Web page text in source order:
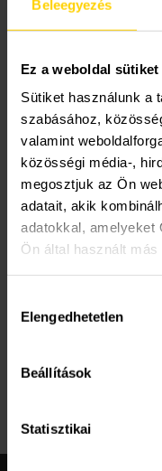
Beleegyezés
Ez a weboldal sütiket
Sütiket használunk a
szabásához,
valamint
közösségi média-,
megosztjuk az Ön
adatait, akik
adatokkal, amelyeket
Ön által használt
kiválasztása
Elengedhetetlen
Beállítások
Statisztikai
Akciók
Kapcsolatfelvételi
Szerviz szolgáltatások
Lakossági szerviz
Cégtörténet
Elérhetőségeink
Az eTwist
a nyári
télire és
Igen; feltéve,
internethez.
szinkronizálódik.
Kristofáltal |